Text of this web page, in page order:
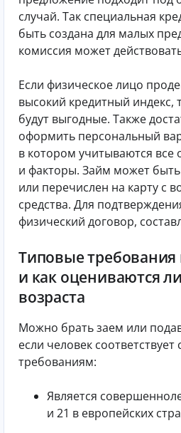
случай. Так специальная
быть создана для малых
комиссия может
Если физическое лицо
высокий кредитный индекс,
будут выгодные. Также
оформить персональный
в котором учитываются все
и факторы. Займ может
или перечислен на карту с
средства. Для
физический договор,
Типовые
и как оцениваются
возраста
Можно брать заем или
если человек
требованиям:
Является
и 21 в европейских